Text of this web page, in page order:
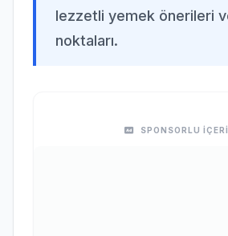
lezzetli yemek önerileri
noktaları.
SPONSORLU